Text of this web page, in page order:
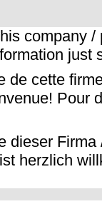
company
just
de cette
Pour
dieser
herzlich